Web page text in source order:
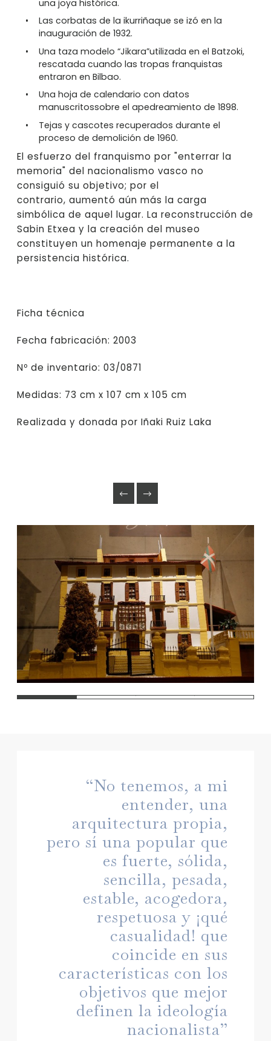
una joya histórica.
Las corbatas de la ikurriñaque se izó en la
inauguración de 1932.
Una taza modelo “Jikara”utilizada en el Batzoki,
rescatada cuando las tropas franquistas
entraron en Bilbao.
Una hoja de calendario con datos
manuscritossobre el apedreamiento de 1898.
Tejas y cascotes recuperados durante el
proceso de demolición de 1960.
El esfuerzo del franquismo por "enterrar la
memoria" del nacionalismo vasco no
consiguió su objetivo; por el
contrario, aumentó aún más la carga
simbólica de aquel lugar. La reconstrucción de
Sabin Etxea y la creación del museo
constituyen un homenaje permanente a la
persistencia histórica.
Ficha técnica
Fecha fabricación: 2003
Nº de inventario: 03/0871
Medidas: 73 cm x 107 cm x 105 cm
Realizada y donada por Iñaki Ruiz Laka
“No tenemos, a mi
entender, una
arquitectura propia,
pero sí una popular que
es fuerte, sólida,
sencilla, pesada,
estable, acogedora,
respetuosa y ¡qué
casualidad! que
coincide en sus
características con los
objetivos que mejor
definen la ideología
nacionalista”